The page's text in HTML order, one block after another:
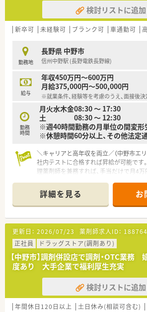
のお手伝いが出来ます。
人との繋がりを作っていけることで、働
にも繋がっています。
しめる職場です。
＼教育・研修制度／
◎充実した研修制度と福利厚生が整ってい
⇒新人研修、登録販売者取得研修、営業研
ど）
⇒e-ラーニングシステム、通信教育資格取
薬剤師取得支援、等
＼福利厚生・手当／
◎通勤手当(上限50,000円)、各種資格手当
◎社会保険完備、確定拠出年金制度、買物
株会
◎団体薬剤師賠償責任保険
給あり）
◎研修認定薬剤師並びに実務実習指導薬
他
◎労働組合あり！
＼こんな方におすすめです／
◎甲信越エリアで働きたい方
◎Uターン就職を希望する方
◎甲信越エリアで地域貢献をしていきた
検討リストに追加
新卒可 未経験可 ブランク可 車通勤可
勤務地
長野県 中野市
信州中野駅 (長野電鉄長野線)
給与
年収450万円～600万円
月給375,000円～500,000円
※就業条件、経験等を考慮のうえ、面接後決
勤務
時間
月火水木金08:30 ～ 17:30
土 08:30 ～ 12:30
※週40時間勤務の月単位の間変形
※休憩時間60分以上、その他法定
＼キャリアと高年収を両立／（中野市エリ
社内テストに合格すれば昇給が可能です
理薬剤師を兼務すれば、手当だけで月4万
【店舗情報と応需状況について】
■信州中野駅が最寄りの当薬局は、総合
り、日々多岐にわたる症例や処方に触れ
■1日あたりの処方箋応需枚数は約20枚
り、一人ひとりの患者様に対して丁寧な服
■平日08:30から17:30までの開局時間と
療時間に合わせた規則正しい勤務スケジ
【募集背景と求める人物像について】
■現在、中野エリアを含む北信地域では
体制強化のために正社員として活躍いた
ます。
■エリアマネージャーが応援に入っている
詳細を見る お
更新日： 2026/07/23 薬剤師求人ID： 188764
正社員
ドラッグストア(調剤あり)
【中野市】調剤併設店で調剤・OTC業務
度あり 大手企業で福利厚生充実
検討リストに追加
年間休日120日以上 土日休み(相談可含む)